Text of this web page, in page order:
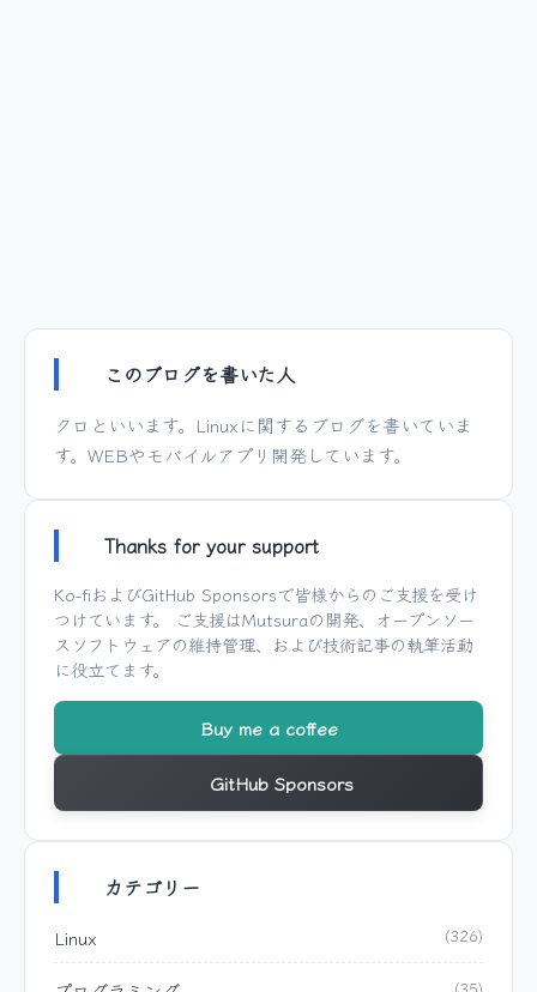
このブログを書いた人
クロといいます。Linuxに関するブログを書いていま
す。WEBやモバイルアプリ開発しています。
Thanks for your support
Ko-fiおよびGitHub Sponsorsで皆様からのご支援を受け
つけています。 ご支援はMutsuraの開発、オープンソー
スソフトウェアの維持管理、および技術記事の執筆活動
に役立てます。
Buy me a coffee
GitHub Sponsors
カテゴリー
Linux (326)
(35)